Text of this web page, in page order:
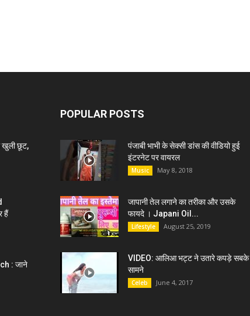
खुली छूट,
हैं
: जाने
POPULAR POSTS
पंजाबी भाभी के सेक्सी डांस की वीडियो हुई
इंटरनेट पर वायरल
Music May 8, 2018
जापानी तेल लगाने का तरीका और उसके
फायदे । Japani Oil...
Lifestyle August 25, 2019
VIDEO: आलिआ भट्ट ने उतारे कपड़े सबके
सामने
Celeb June 4, 2017